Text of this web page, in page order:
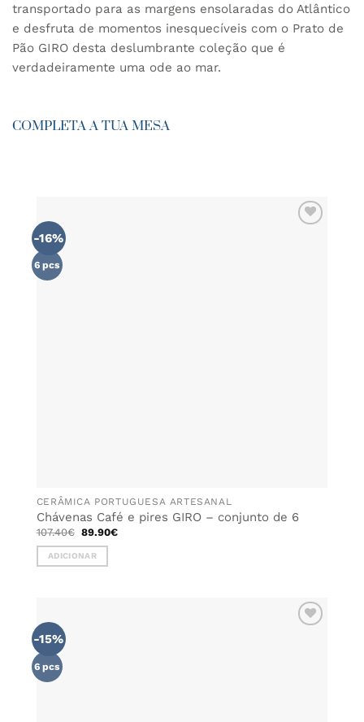
transportado para as margens ensolaradas do Atlântico
e desfruta de momentos inesquecíveis com o Prato de
Pão GIRO desta deslumbrante coleção que é
verdadeiramente uma ode ao mar.
COMPLETA A TUA MESA
-16%
6 pcs
CERÂMICA PORTUGUESA ARTESANAL
Chávenas Café e pires GIRO – conjunto de 6
107.40€ O
original
era:
107.40€.
89.90€O
ADICIONAR
-15%
6 pcs